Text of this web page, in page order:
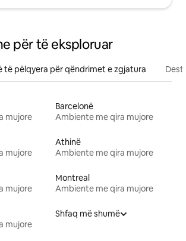
për të eksploruar
të pëlqyera për qëndrimet e zgjatura
mujore
Barcelonë
Ambiente me qira mujore
mujore
Athinë
Ambiente me qira mujore
mujore
Montreal
Ambiente me qira mujore
mujore
Shfaq më shumë